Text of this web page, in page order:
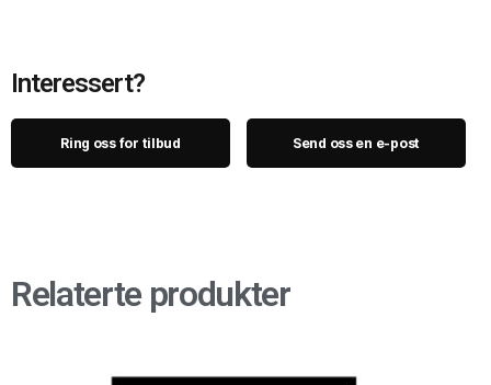
Interessert?
Ring oss for tilbud Send oss en e-post
Relaterte produkter